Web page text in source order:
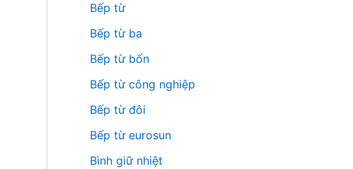
Bếp từ
Bếp từ ba
Bếp từ bốn
Bếp từ công nghiệp
Bếp từ đôi
Bếp từ eurosun
Bình giữ nhiệt